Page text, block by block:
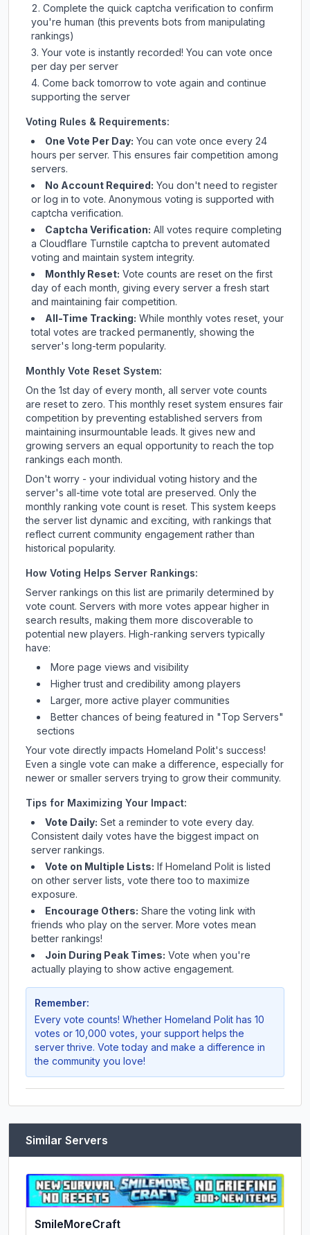
Complete the quick captcha verification to confirm
you're human (this prevents bots from manipulating
rankings)
Your vote is instantly recorded! You can vote once
per day per server
Come back tomorrow to vote again and continue
supporting the server
Voting Rules & Requirements:
One Vote Per Day: You can vote once every 24
hours per server. This ensures fair competition among
servers.
No Account Required: You don't need to register
or log in to vote. Anonymous voting is supported with
captcha verification.
Captcha Verification: All votes require completing
a Cloudflare Turnstile captcha to prevent automated
voting and maintain system integrity.
Monthly Reset: Vote counts are reset on the first
day of each month, giving every server a fresh start
and maintaining fair competition.
All-Time Tracking: While monthly votes reset, your
total votes are tracked permanently, showing the
server's long-term popularity.
Monthly Vote Reset System:
On the 1st day of every month, all server vote counts
are reset to zero. This monthly reset system ensures fair
competition by preventing established servers from
maintaining insurmountable leads. It gives new and
growing servers an equal opportunity to reach the top
rankings each month.
Don't worry - your individual voting history and the
server's all-time vote total are preserved. Only the
monthly ranking vote count is reset. This system keeps
the server list dynamic and exciting, with rankings that
reflect current community engagement rather than
historical popularity.
How Voting Helps Server Rankings:
Server rankings on this list are primarily determined by
vote count. Servers with more votes appear higher in
search results, making them more discoverable to
potential new players. High-ranking servers typically
have:
More page views and visibility
Higher trust and credibility among players
Larger, more active player communities
Better chances of being featured in "Top Servers"
sections
Your vote directly impacts Homeland Polit's success!
Even a single vote can make a difference, especially for
newer or smaller servers trying to grow their community.
Tips for Maximizing Your Impact:
Vote Daily: Set a reminder to vote every day.
Consistent daily votes have the biggest impact on
server rankings.
Vote on Multiple Lists: If Homeland Polit is listed
on other server lists, vote there too to maximize
exposure.
Encourage Others: Share the voting link with
friends who play on the server. More votes mean
better rankings!
Join During Peak Times: Vote when you're
actually playing to show active engagement.
Remember:
Every vote counts! Whether Homeland Polit has 10
votes or 10,000 votes, your support helps the
server thrive. Vote today and make a difference in
the community you love!
Similar Servers
SmileMoreCraft